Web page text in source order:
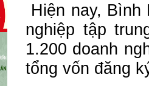
Hiện nay,
nghiệp tập
1.200 doanh
tổng vốn đăng